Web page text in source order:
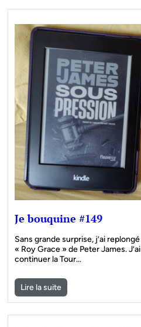
Je bouquine #149
Sans grande surprise, j’ai
« Roy Grace » de Peter James.
continuer la Tour…
Lire la suite